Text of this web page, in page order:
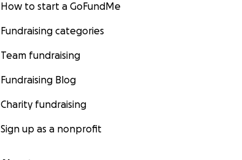
How to start a GoFundMe
Fundraising categories
Team fundraising
Fundraising Blog
Charity fundraising
Sign up as a nonprofit